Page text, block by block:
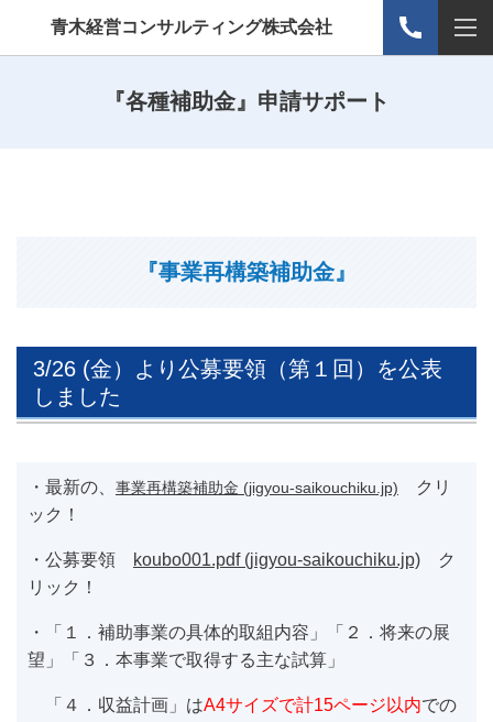
青木経営コンサルティング株式会社
『各種補助金』申請サポート
『事業再構築補助金』
3/26 (金）より公募要領（第１回）を公表
しました
・最新の、 事業再構築補助金 (jigyou-saikouchiku.jp) クリ
ック！
・公募要領 koubo001.pdf (jigyou-saikouchiku.jp) ク
リック！
・「１．補助事業の具体的取組内容」「２．将来の展
望」「３．本事業で取得する主な試算」
「４．収益計画」はA4サイズで計15ページ以内での